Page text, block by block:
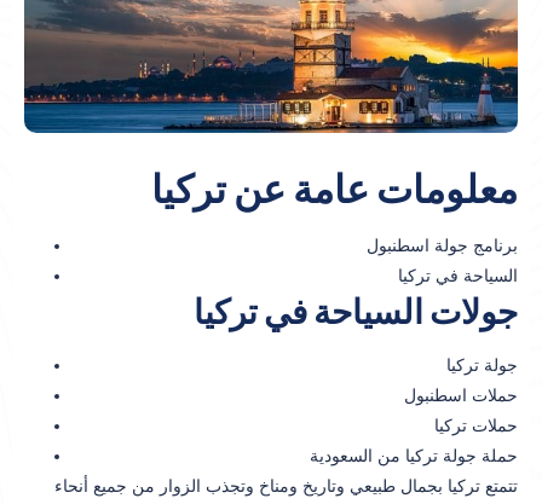
معلومات عامة عن تركيا
برنامج جولة اسطنبول
السياحة في تركيا
جولات السياحة في تركيا
جولة تركيا
حملات اسطنبول
حملات تركيا
حملة جولة تركيا من السعودية
تتمتع تركيا بجمال طبيعي وتاريخ ومناخ وتجذب الزوار من جميع أنحاء